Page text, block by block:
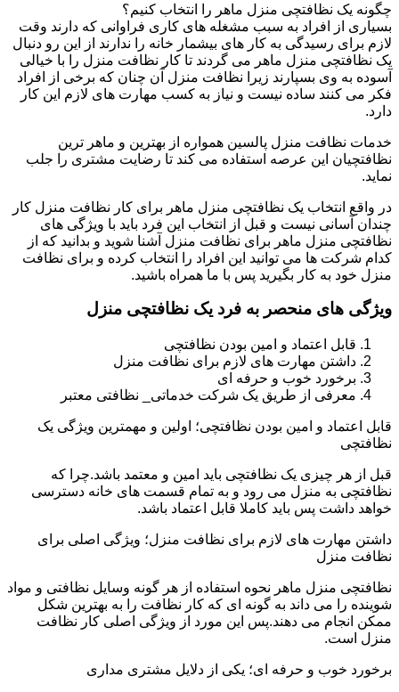
چگونه یک نظافتچی منزل ماهر را انتخاب کنیم؟
بسیاری از افراد به سبب مشغله های کاری فراوانی که دارند وقت
لازم برای رسیدگی به کار های بیشمار خانه را ندارند از این رو دنبال
یک نظافتچی منزل ماهر می گردند تا کار نظافت منزل را با خیالی
آسوده به وی بسپارند زیرا نظافت منزل آن چنان که برخی از افراد
فکر می کنند ساده نیست و نیاز به کسب مهارت های لازم این کار
دارد.
خدمات نظافت منزل پالسین همواره از بهترین و ماهر ترین
نظافتچیان این عرصه استفاده می کند تا رضایت مشتری را جلب
نماید.
در واقع انتخاب یک نظافتچی منزل ماهر برای کار نظافت منزل کار
چندان آسانی نیست و قبل از انتخاب این فرد باید با ویژگی های
نظافتچی منزل ماهر برای نظافت منزل آشنا شوید و بدانید که از
کدام شرکت ها می توانید این افراد را انتخاب کرده و برای نظافت
منزل خود به کار بگیرید پس با ما همراه باشید.
ویژگی های منحصر به فرد یک نظافتچی منزل
قابل اعتماد و امین بودن نظافتچی
داشتن مهارت های لازم برای نظافت منزل
برخورد خوب و حرفه ای
معرفی از طریق یک شرکت خدماتی_ نظافتی معتبر
قابل اعتماد و امین بودن نظافتچی؛ اولین و مهمترین ویژگی یک
نظافتچی
قبل از هر چیزی یک نظافتچی باید امین و معتمد باشد.چرا که
نظافتچی به منزل می رود و به تمام قسمت های خانه دسترسی
خواهد داشت پس باید کاملا قابل اعتماد باشد.
داشتن مهارت های لازم برای نظافت منزل؛ ویژگی اصلی برای
نظافت منزل
نظافتچی منزل ماهر نحوه استفاده از هر گونه وسایل نظافتی و مواد
شوینده را می داند به گونه ای که کار نظافت را به بهترین شکل
ممکن انجام می دهند.پس این مورد از ویژگی اصلی کار نظافت
منزل است.
برخورد خوب و حرفه ای؛ یکی از دلایل مشتری مداری